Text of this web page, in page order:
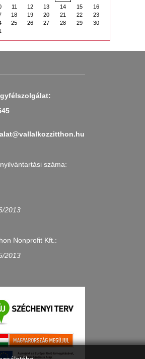
11 12 13 14 15
16
18 19 20 21 22
23
25 26 27 28 29
30
száma:
2013
Nonprofit Kft.:
2013